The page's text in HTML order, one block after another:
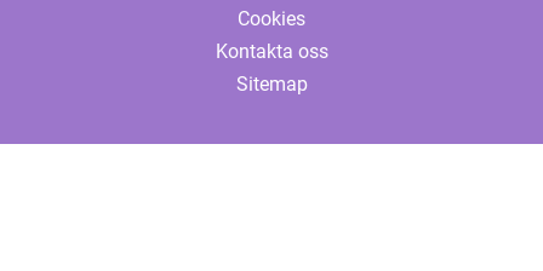
Cookies
Kontakta oss
Sitemap